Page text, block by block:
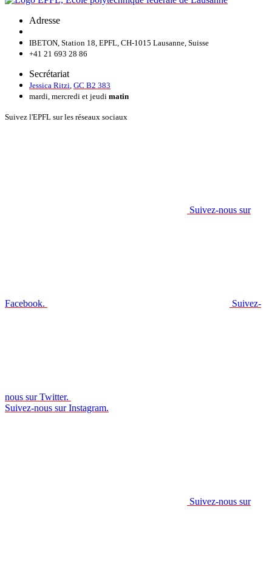
Adresse
IBETON, Station 18, EPFL, CH-1015 Lausanne, Suisse
+41 21 693 28 86
Secrétariat
Jessica Ritzi GC B2 383
mardi, mercredi et jeudi matin
Suivez l'EPFL sur les réseaux sociaux
Suivez-nous sur
Facebook. Suivez-
nous sur Twitter.
Suivez-nous sur Instagram.
Suivez-nous sur